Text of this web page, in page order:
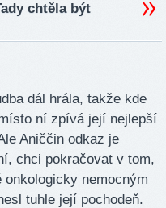
chtěla být
dál hrála, takže kde
ní zpívá její nejlepší
Aniččin odkaz je
chci pokračovat v tom,
onkologicky nemocným
tuhle její pochodeň.